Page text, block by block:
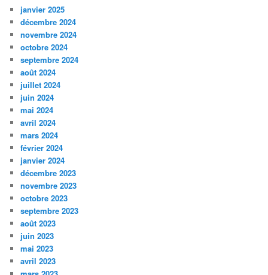
janvier 2025
décembre 2024
novembre 2024
octobre 2024
septembre 2024
août 2024
juillet 2024
juin 2024
mai 2024
avril 2024
mars 2024
février 2024
janvier 2024
décembre 2023
novembre 2023
octobre 2023
septembre 2023
août 2023
juin 2023
mai 2023
avril 2023